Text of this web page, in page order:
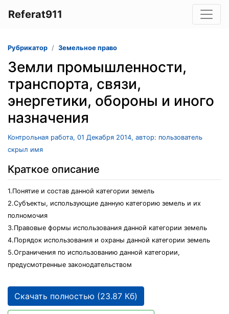
Referat911
Рубрикатор Земельное право
Земли промышленности,
транспорта, связи,
энергетики, обороны и иного
назначения
Контрольная работа, 01 Декабря 2014, автор: пользователь
скрыл имя
Краткое описание
1.Понятие и состав данной категории земель
2.Субъекты, использующие данную категорию земель и их
полномочия
3.Правовые формы использования данной категории земель
4.Порядок использования и охраны данной категории земель
5.Ограничения по использованию данной категории,
предусмотренные законодательством
Скачать полностью (23.87 Кб)